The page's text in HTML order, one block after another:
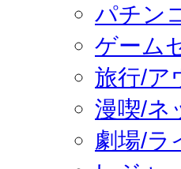
パチン
ゲーム
旅行/ア
漫喫/ネ
劇場/ラ